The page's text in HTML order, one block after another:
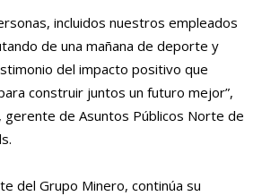
incluidos nuestros empleados
de una mañana de deporte y
del impacto positivo que
construir juntos un futuro mejor”,
gerente de Asuntos Públicos Norte de
del Grupo Minero, continúa su